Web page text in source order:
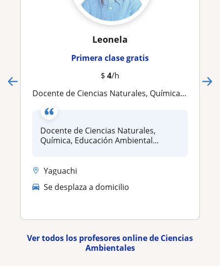
Leonela
Primera clase gratis
$ 4/h
Docente de Ciencias Naturales, Química, Educación Ambiental
Docente de Ciencias Naturales,
Química, Educación Ambiental...
Yaguachi
Se desplaza a domicilio
Ver todos los profesores online de Ciencias
Ambientales